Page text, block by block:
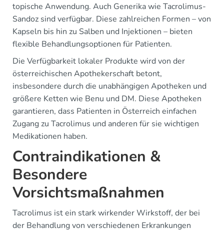
topische Anwendung. Auch Generika wie Tacrolimus-
Sandoz sind verfügbar. Diese zahlreichen Formen – von
Kapseln bis hin zu Salben und Injektionen – bieten
flexible Behandlungsoptionen für Patienten.
Die Verfügbarkeit lokaler Produkte wird von der
österreichischen Apothekerschaft betont,
insbesondere durch die unabhängigen Apotheken und
größere Ketten wie Benu und DM. Diese Apotheken
garantieren, dass Patienten in Österreich einfachen
Zugang zu Tacrolimus und anderen für sie wichtigen
Medikationen haben.
Contraindikationen &
Besondere
Vorsichtsmaßnahmen
Tacrolimus ist ein stark wirkender Wirkstoff, der bei
der Behandlung von verschiedenen Erkrankungen